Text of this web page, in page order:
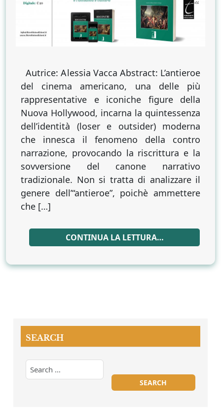
volto
cinema
Autrice: Alessia Vacca Abstract: L’antieroe
del cinema americano, una delle più
rappresentative e iconiche figure della
Nuova Hollywood, incarna la quintessenza
dell’identità (loser e outsider) moderna
che innesca il fenomeno della contro
narrazione, provocando la riscrittura e la
sovversione del canone narrativo
tradizionale. Non si tratta di analizzare il
genere dell’“antieroe”, poichè ammettere
che […]
CONTINUA LA LETTURA…
SEARCH